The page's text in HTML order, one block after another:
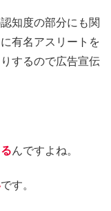
知度の部分にも関
有名アスリートを
するので広告宣伝
んですよね。
です。